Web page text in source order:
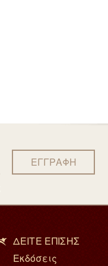
ΕΓΓΡΑΦΗ
ΔΕΙΤΕ ΕΠΙΣΗΣ
Εκδόσεις